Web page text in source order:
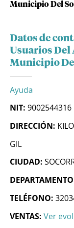
Municipio Del
Datos de
Usuarios Del
Municipio
Ayuda
NIT: 9002544316
DIRECCIÓN:
GIL
CIUDAD:
TELÉFONO:
VENTAS: Ver